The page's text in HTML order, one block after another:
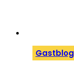
Gastblog